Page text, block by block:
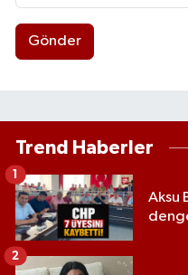
Gönder
Trend Haberler
Aksu
1
2